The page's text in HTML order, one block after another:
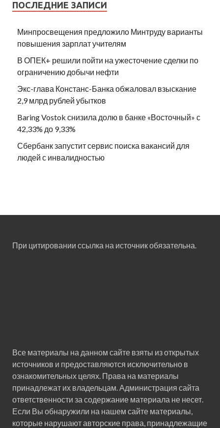
ПОСЛЕДНИЕ ЗАПИСИ
Минпросвещения предложило Минтруду варианты
повышения зарплат учителям
В ОПЕК+ решили пойти на ужесточение сделки по
ограничению добычи нефти
Экс-глава Констанс-Банка обжаловал взыскание
2,9 млрд рублей убытков
Baring Vostok снизила долю в банке «Восточный» с
42,33% до 9,33%
Сбербанк запустит сервис поиска вакансий для
людей с инвалидностью
При цитировании ссылка на источник обязательна.
Все материалы на данном сайте взяты из открытых
источников и предоставляются исключительно в
ознакомительных целях. Права на материалы
принадлежат их владельцам. Администрация сайта
ответственности за содержание материала не несет.
Если Вы обнаружили на нашем сайте материалы,
которые нарушают авторские права, принадлежащие